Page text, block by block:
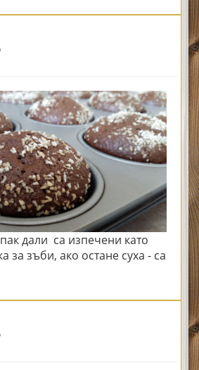
дали са изпечени като
за зъби, ако остане суха - са